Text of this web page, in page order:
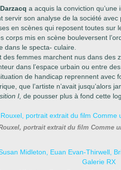
a acquis la conviction qu’une
servir son analyse de la société avec
en scènes qui reposent toutes sur
corps mis en scène bouleversent
dans le specta- culaire.
des femmes marchent nus dans des
dans l’espace urbain ou entre
de handicap reprennent avec
que l’artiste n’avait jusqu’alors
I, de pousser plus à fond cette
portrait extrait du film Comme